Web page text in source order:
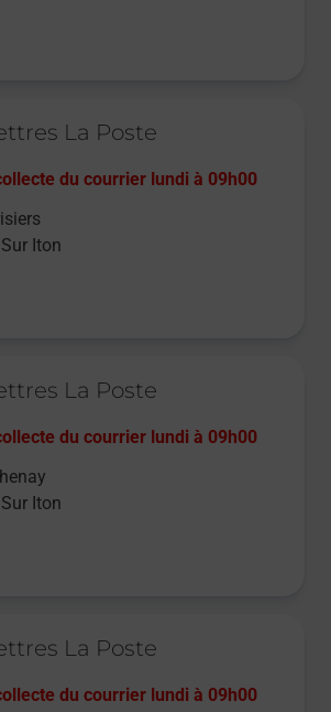
La Poste
du courrier lundi à 09h00
Iton
La Poste
du courrier lundi à 09h00
Iton
La Poste
du courrier lundi à 09h00